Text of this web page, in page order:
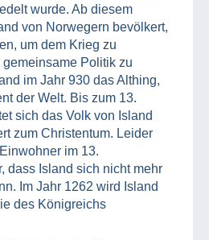
wurde. Ab diesem
von Norwegern bevölkert,
um dem Krieg zu
Politik zu
im Jahr 930 das Althing,
der Welt. Bis zum 13.
sich das Volk von Island
zum Christentum. Leider
im 13.
dass Island sich nicht mehr
Im Jahr 1262 wird Island
des Königreichs